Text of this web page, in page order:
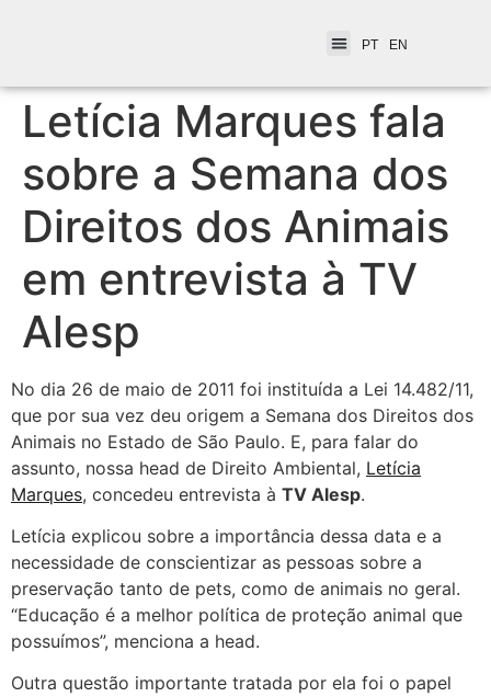
PT EN
Letícia Marques fala
sobre a Semana dos
Direitos dos Animais
em entrevista à TV
Alesp
No dia 26 de maio de 2011 foi instituída a Lei 14.482/11,
que por sua vez deu origem a Semana dos Direitos dos
Animais no Estado de São Paulo. E, para falar do
assunto, nossa head de Direito Ambiental, Letícia
Marques, concedeu entrevista à TV Alesp.
Letícia explicou sobre a importância dessa data e a
necessidade de conscientizar as pessoas sobre a
preservação tanto de pets, como de animais no geral.
“Educação é a melhor política de proteção animal que
possuímos”, menciona a head.
Outra questão importante tratada por ela foi o papel